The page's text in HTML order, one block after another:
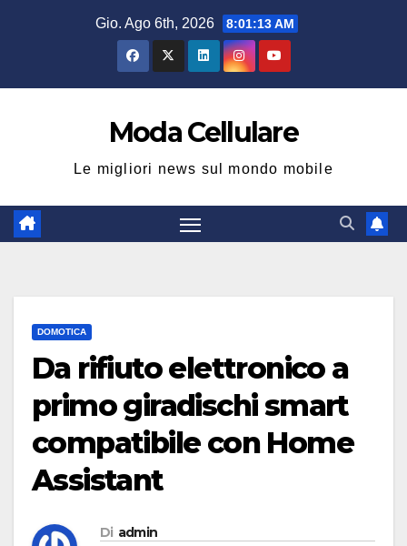
Gio. Ago 6th, 2026 8:01:14 AM
Moda Cellulare
Le migliori news sul mondo mobile
DOMOTICA
Da rifiuto elettronico a
primo giradischi smart
compatibile con Home
Assistant
Di admin